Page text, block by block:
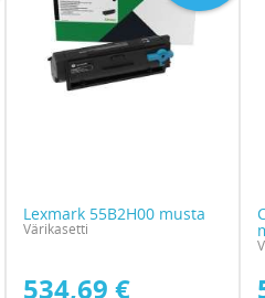
Lexmark 55B2H00 musta
Värikasetti
534,69 €